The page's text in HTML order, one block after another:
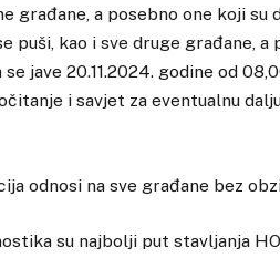
građane, a posebno one koji su
puši, kao i sve druge građane,
se jave 20.11.2024. godine od
i savjet za eventualnu
odnosi na sve građane bez
su najbolji put stavljanja